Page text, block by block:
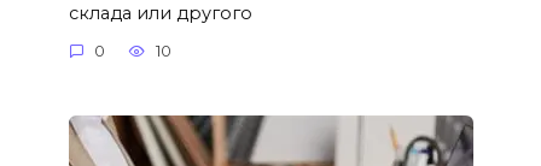
склада или другого
0 10